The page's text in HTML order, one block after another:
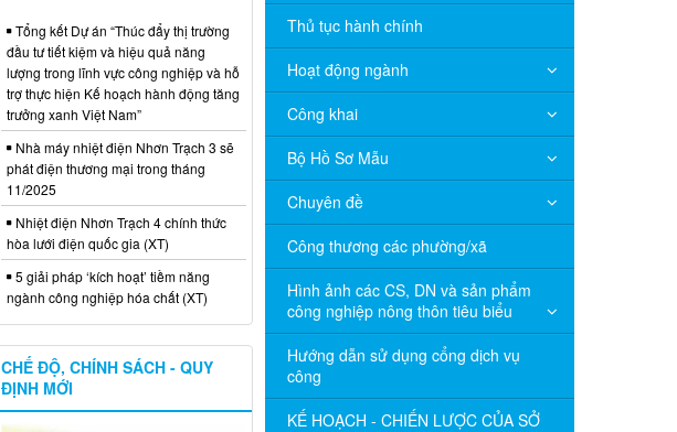
Thủ tục hành chính
Hoạt động ngành
Công khai
Bộ Hồ Sơ Mẫu
Chuyên đề
Công thương các phường/xã
Hình ảnh các CS, DN và sản phẩm
công nghiệp nông thôn tiêu biểu
Hướng dẫn sử dụng cổng dịch vụ
công
KẾ HOẠCH - CHIẾN LƯỢC CỦA SỞ
Tổng kết Dự án “Thúc đẩy thị trường
đầu tư tiết kiệm và hiệu quả năng
lượng trong lĩnh vực công nghiệp và hỗ
trợ thực hiện Kế hoạch hành động tăng
trưởng xanh Việt Nam”
Nhà máy nhiệt điện Nhơn Trạch 3 sẽ
phát điện thương mại trong tháng
11/2025
Nhiệt điện Nhơn Trạch 4 chính thức
hòa lưới điện quốc gia (XT)
5 giải pháp ‘kích hoạt’ tiềm năng
ngành công nghiệp hóa chất (XT)
CHẾ ĐỘ, CHÍNH SÁCH - QUY
ĐỊNH MỚI